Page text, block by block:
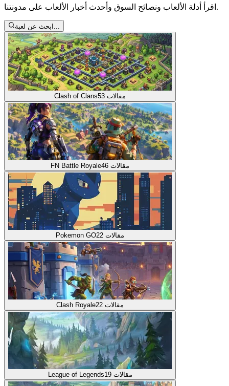
اقرأ أدلة الألعاب ونصائح السوق وأحدث أخبار الألعاب على مدونتنا.
Clash of Clans53 مقالات
FN Battle Royale46 مقالات
Pokemon GO22 مقالات
Clash Royale22 مقالات
League of Legends19 مقالات